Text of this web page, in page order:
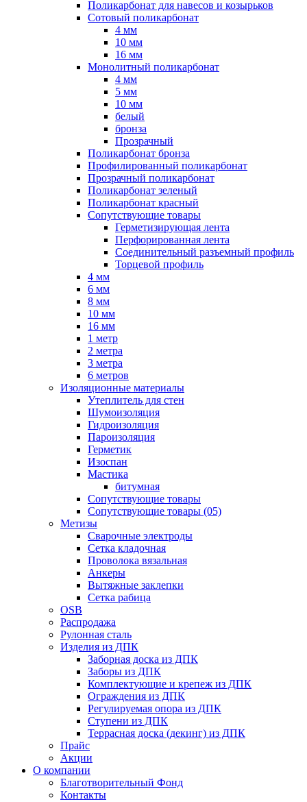
Поликарбонат для навесов и козырьков
Сотовый поликарбонат
4 мм
10 мм
16 мм
Монолитный поликарбонат
4 мм
5 мм
10 мм
белый
бронза
Прозрачный
Поликарбонат бронза
Профилированный поликарбонат
Прозрачный поликарбонат
Поликарбонат зеленый
Поликарбонат красный
Сопутствующие товары
Герметизирующая лента
Перфорированная лента
Соединительный разъемный профиль
Торцевой профиль
4 мм
6 мм
8 мм
10 мм
16 мм
1 метр
2 метра
3 метра
6 метров
Изоляционные материалы
Утеплитель для стен
Шумоизоляция
Гидроизоляция
Пароизоляция
Герметик
Изоспан
Мастика
битумная
Сопутствующие товары
Сопутствующие товары (05)
Метизы
Сварочные электроды
Сетка кладочная
Проволока вязальная
Анкеры
Вытяжные заклепки
Сетка рабица
OSB
Распродажа
Рулонная сталь
Изделия из ДПК
Заборная доска из ДПК
Заборы из ДПК
Комплектующие и крепеж из ДПК
Ограждения из ДПК
Регулируемая опора из ДПК
Ступени из ДПК
Террасная доска (декинг) из ДПК
Прайс
Акции
О компании
Благотворительный Фонд
Контакты